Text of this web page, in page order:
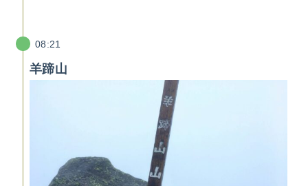
08:21
羊蹄山